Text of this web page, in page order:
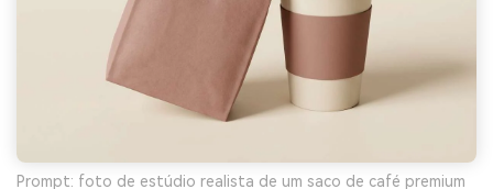
Prompt: foto de estúdio realista de um saco de café premium